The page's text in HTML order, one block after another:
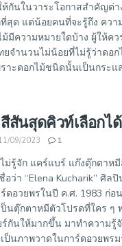
กันในวาระโอกาสสำคัญต่
สุด แต่น้อยคนที่จะรู้ถึง คว
มีความหมายใดบ้าง ผู้ให้ค
ยจำนวนไม่น้อยที่ไม่รู้ว่าดอ
ราะดอกไม้ชนิดนั้นเป็นกระ
สันสุดคิวท์เลือกไ
09/2023 1
ม่รู้จัก แคร์แบร์ แก๊งตุ๊กตาห
ว่า “Elena Kucharik” ศิล
ดอวยพรในปี ค.ศ. 1983 ก่
นตุ๊กตาหมีตัวโปรดที่ใคร ๆ
กันให้มากขึ้น มาทำความรู้
ป็นภาพวาดในการ์ดอวยพรม